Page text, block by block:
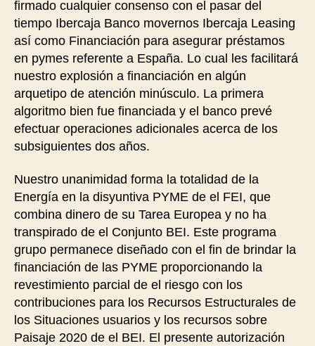
firmado cualquier consenso con el pasar del
tiempo Ibercaja Banco movernos Ibercaja Leasing
así­ como Financiación para asegurar préstamos
en pymes referente a España. Lo cual les facilitará
nuestro explosión a financiación en algún
arquetipo de atención minúsculo. La primera
algoritmo bien fue financiada y el banco prevé
efectuar operaciones adicionales acerca de los
subsiguientes dos años.
Nuestro unanimidad forma la totalidad de la
Energía en la disyuntiva PYME de el FEI, que
combina dinero de su Tarea Europea y no ha
transpirado de el Conjunto BEI. Este programa
grupo permanece diseñado con el fin de brindar la
financiación de las PYME proporcionando la
revestimiento parcial de el riesgo con los
contribuciones para los Recursos Estructurales de
los Situaciones usuarios y los recursos sobre
Paisaje 2020 de el BEI. El presente autorización